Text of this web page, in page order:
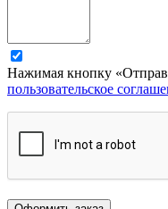
Нажимая кнопку
пользовательское